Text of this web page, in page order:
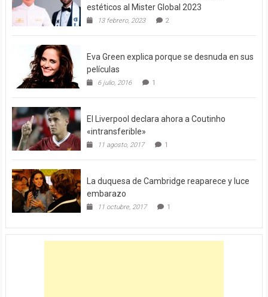
estéticos al Mister Global 2023
13 febrero, 2023 2
Eva Green explica porque se desnuda en sus
películas
6 julio, 2016 1
El Liverpool declara ahora a Coutinho
«intransferible»
11 agosto, 2017 1
La duquesa de Cambridge reaparece y luce
embarazo
11 octubre, 2017 1